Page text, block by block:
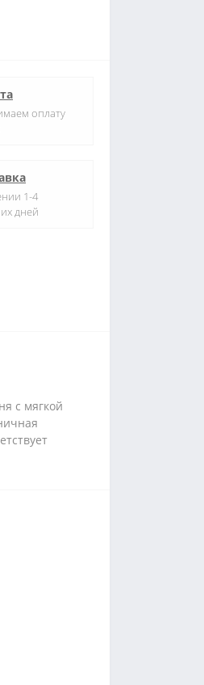
оплату
1-4
дней
с мягкой